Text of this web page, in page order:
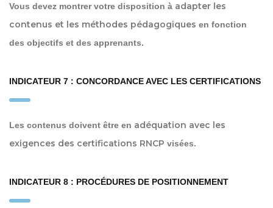
Vous devez montrer votre disposition à adapter les
contenus et les méthodes pédagogiques en fonction
des objectifs et des apprenants.
INDICATEUR 7 : CONCORDANCE AVEC LES CERTIFICATIONS
Les contenus doivent être en adéquation avec les
exigences des certifications RNCP visées.
INDICATEUR 8 : PROCÉDURES DE POSITIONNEMENT